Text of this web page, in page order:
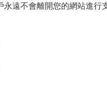
遠不會離開您的網站進行